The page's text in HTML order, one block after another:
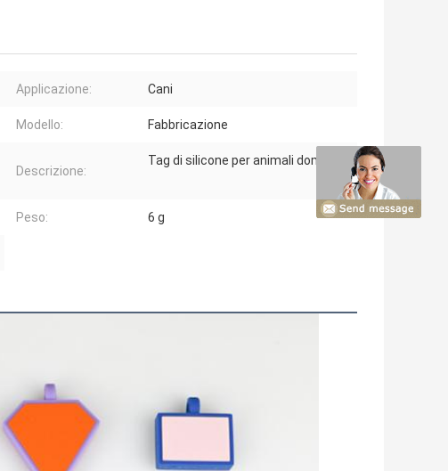
Applicazione: Cani
Modello: Fabbricazione
Descrizione:
Tag di silicone per animali domestici
Peso: 6 g